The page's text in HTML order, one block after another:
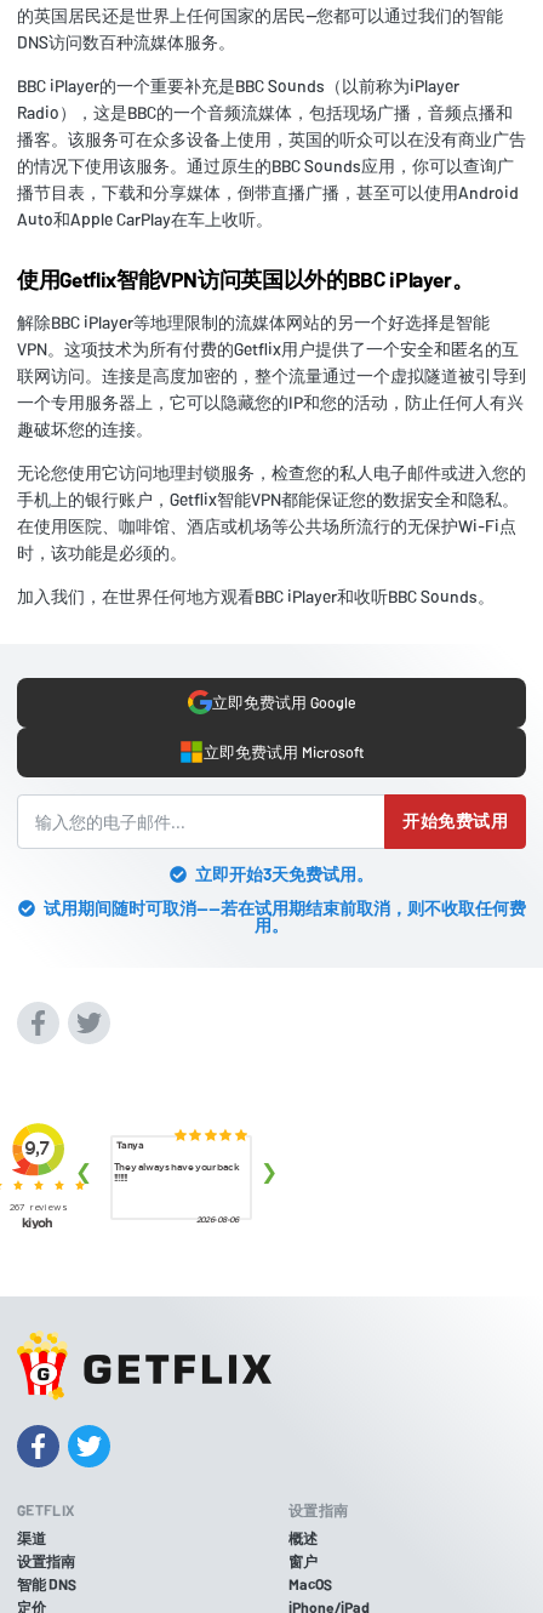
的英国居民还是世界上任何国家的居民--您都可以通过我们的智能
DNS访问数百种流媒体服务。
BBC iPlayer的一个重要补充是BBC Sounds（以前称为iPlayer
Radio），这是BBC的一个音频流媒体，包括现场广播，音频点播和
播客。该服务可在众多设备上使用，英国的听众可以在没有商业广告
的情况下使用该服务。通过原生的BBC Sounds应用，你可以查询广
播节目表，下载和分享媒体，倒带直播广播，甚至可以使用Android
Auto和Apple CarPlay在车上收听。
使用Getflix智能VPN访问英国以外的BBC iPlayer。
解除BBC iPlayer等地理限制的流媒体网站的另一个好选择是智能
VPN。这项技术为所有付费的Getflix用户提供了一个安全和匿名的互
联网访问。连接是高度加密的，整个流量通过一个虚拟隧道被引导到
一个专用服务器上，它可以隐藏您的IP和您的活动，防止任何人有兴
趣破坏您的连接。
无论您使用它访问地理封锁服务，检查您的私人电子邮件或进入您的
手机上的银行账户，Getflix智能VPN都能保证您的数据安全和隐私。
在使用医院、咖啡馆、酒店或机场等公共场所流行的无保护Wi-Fi点
时，该功能是必须的。
加入我们，在世界任何地方观看BBC iPlayer和收听BBC Sounds。
立即免费试用 Google
立即免费试用 Microsoft
开始免费试用
立即开始3天免费试用。
试用期间随时可取消——若在试用期结束前取消，则不收取任何费
用。
GETFLIX
渠道
设置指南
智能 DNS
定价
设置指南
概述
窗户
MacOS
iPhone/iPad